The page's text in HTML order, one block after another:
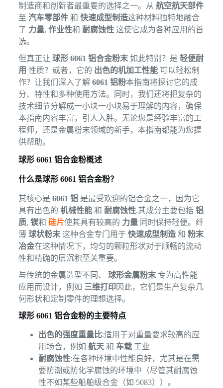
制造商和创新者最重要的选择之一。从 航空航天部件
至 汽车零部件和 快速成型制造这种材料独特地融合
了 力量, 作业性和 耐腐蚀性这使它成为各种应用的首
选。
但真正让 球形 6061 铝合金粉末如此特别？是 轻便耐
用 性质？或者，它的 出色的机加工性能可以轻松制
作？让我们深入了解 6061 铝粉本指南将探讨它的成
分、特性和多种使用方法。同时，我们还将把复杂的
技术细节分解成一小块一小块易于理解的内容，确保
本指南内容丰富，引人入胜。无论您是经验丰富的工
程师，还是金属粉末领域的新手，本指南都能为您提
供帮助。
球形 6061 铝合金粉概述
什么是球形 6061 铝合金粉？
其核心是 6061 铝是最受欢迎的铝合金之一，因为它
具有出色的 机械性能和 耐腐蚀性.其成分主要包括 铝
质, 镁和 硅片使其具有较高的 力量同时保持轻便。纤
薄 球状粉末这种合金专门用于 快速成型制造和 粉末
冶金在这种情况下，均匀的颗粒形状对于顺畅的流动
性和精确的层沉积至关重要。
与传统的金属造型不同、 球形金属粉末专为高性能
应用而设计，例如 三维打印因此，它们是生产复杂几
何形状和定制零件的理想选择。
球形 6061 铝合金粉的主要特点
出色的强度重量比:适用于对重量要求较高的应
用场合，例如 航天和 车载工业
耐腐蚀性:在各种环境中性能良好，尤其是在需
要防潮或防化学腐蚀的环境中（尽管其耐腐蚀
性不如某些船舶级合金（如 5083））。